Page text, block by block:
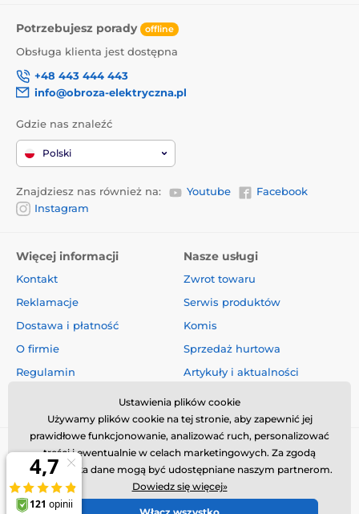
20 kg 15 sztuk
> 30 kg > 22 szt.
Specyfikacje techniczne mogą ulec zmianie bez
wyłącznie poglądowy.
Potrzebujesz porady offline
Obsługa klienta jest dostępna
+48 443 444 443
info@obroza-elektryczna.pl
Gdzie nas znaleźć
Polski
Znajdziesz nas również na: Youtube
Facebook
Instagram
Więcej informacji
Kontakt
Reklamacje
Dostawa i płatność
O firmie
Regulamin
Nasze usługi
Zwrot towaru
Serwis produktów
Komis
Sprzedaż hurtowa
Artykuły i aktualności
Ustawienia plików cookie
Używamy plików cookie na tej stronie, aby zapewnić jej
prawidłowe funkcjonowanie, analizować ruch, personalizować
treści i ewentualnie w celach marketingowych. Za zgodą
użytkownika dane mogą być udostępniane naszym partnerom.
Dowiedz się więcej»